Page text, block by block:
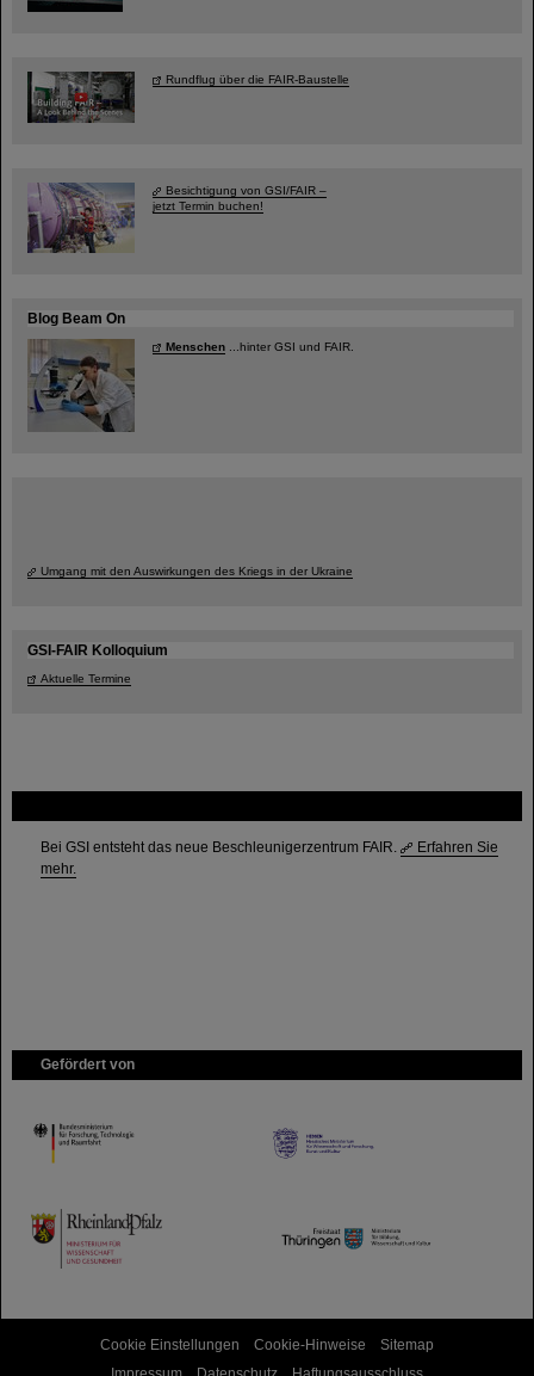
Bei GSI entsteht das neue Beschleunigerzentrum FAIR.
Erfahren Sie
mehr.
Gefördert von
HMWK
TMWWDG
Rundflug über die FAIR-Baustelle
Besichtigung von GSI/FAIR –
jetzt Termin buchen!
Blog Beam On
Menschen ...hinter GSI und FAIR.
Umgang mit den Auswirkungen des Kriegs in der Ukraine
GSI-FAIR Kolloquium
Aktuelle Termine
Cookie Einstellungen Cookie-Hinweise
Sitemap